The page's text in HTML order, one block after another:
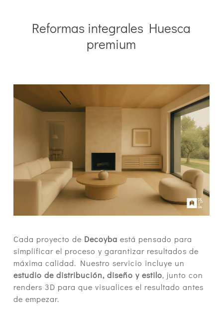
Reformas integrales Huesca
premium
Cada proyecto de Decoyba está pensado para
simplificar el proceso y garantizar resultados de
máxima calidad. Nuestro servicio incluye un
estudio de distribución, diseño y estilo, junto con
renders 3D para que visualices el resultado antes
de empezar.